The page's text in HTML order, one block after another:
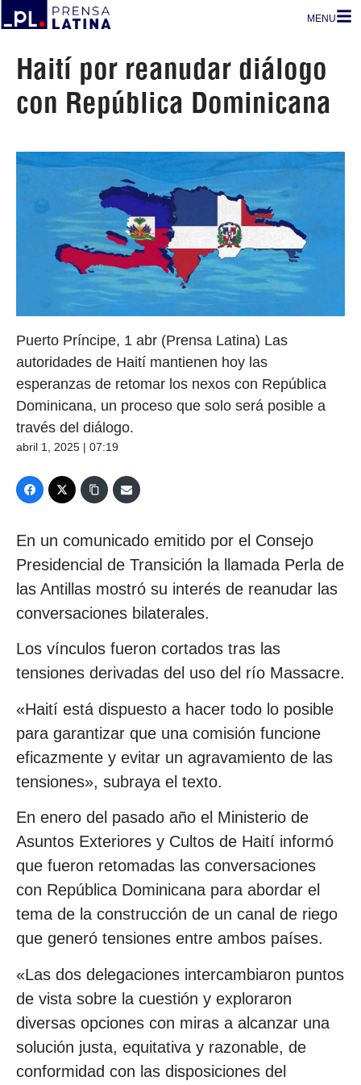
MENU
Haití por reanudar diálogo
con República Dominicana
Puerto Príncipe, 1 abr (Prensa Latina) Las
autoridades de Haití mantienen hoy las
esperanzas de retomar los nexos con República
Dominicana, un proceso que solo será posible a
través del diálogo.
abril 1, 2025 | 07:19
En un comunicado emitido por el Consejo
Presidencial de Transición la llamada Perla de
las Antillas mostró su interés de reanudar las
conversaciones bilaterales.
Los vínculos fueron cortados tras las
tensiones derivadas del uso del río Massacre.
«Haití está dispuesto a hacer todo lo posible
para garantizar que una comisión funcione
eficazmente y evitar un agravamiento de las
tensiones», subraya el texto.
En enero del pasado año el Ministerio de
Asuntos Exteriores y Cultos de Haití informó
que fueron retomadas las conversaciones
con República Dominicana para abordar el
tema de la construcción de un canal de riego
que generó tensiones entre ambos países.
«Las dos delegaciones intercambiaron puntos
de vista sobre la cuestión y exploraron
diversas opciones con miras a alcanzar una
solución justa, equitativa y razonable, de
conformidad con las disposiciones del